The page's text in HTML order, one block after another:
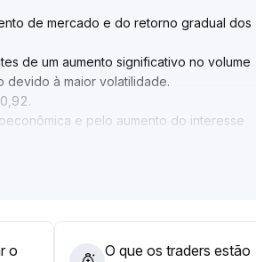
de mercado e do retorno gradual dos
de um aumento significativo no volume
devido à maior volatilidade.
.
e pelo aumento do interesse
potencial de reprecificação de valor,
e longo prazo, aumentar posições
o
O que os traders estão